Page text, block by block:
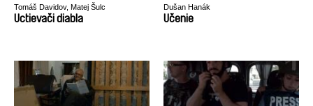
Tomáš Davidov, Matej Šulc
Uctievači diabla
Dušan Hanák
Učenie